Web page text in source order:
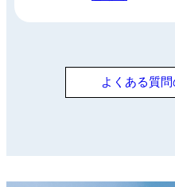
よくある質